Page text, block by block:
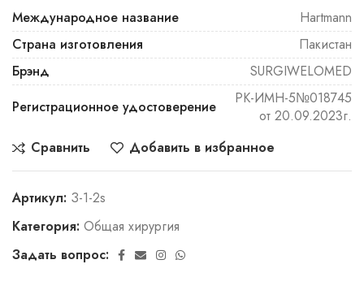
Международное название
Hartmann
Страна изготовления
Пакистан
Брэнд
SURGIWELOMED
Регистрационное удостоверение
РК-ИМН-5№018745
от 20.09.2023г.
Сравнить
Добавить в избранное
Артикул: З-1-2s
Категория: Общая хирургия
Задать вопрос: